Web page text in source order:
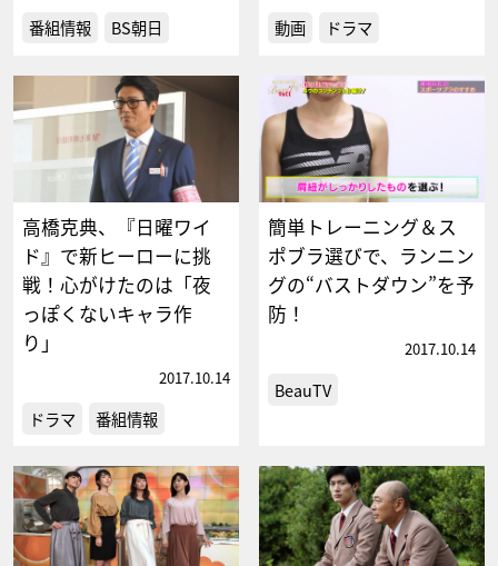
番組情報 BS朝日 動画 ドラマ
高橋克典、『日曜ワイ
ド』で新ヒーローに挑
戦！心がけたのは「夜
っぽくないキャラ作
り」
2017.10.14
ドラマ 番組情報
簡単トレーニング＆ス
ポブラ選びで、ランニン
グの“バストダウン”を予
防！
2017.10.14
BeauTV